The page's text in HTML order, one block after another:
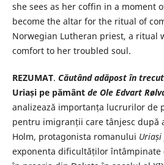
she sees as her coffin in a moment
become the altar for the ritual of
Norwegian Lutheran priest, a ritual
comfort to her troubled soul.
REZUMAT. Căutând adăpost în
Uriași pe pământde Ole Edvart
analizează importanța lucrurilor de
pentru imigranții care tânjesc după
Holm, protagonista romanului
exponenta dificultăților